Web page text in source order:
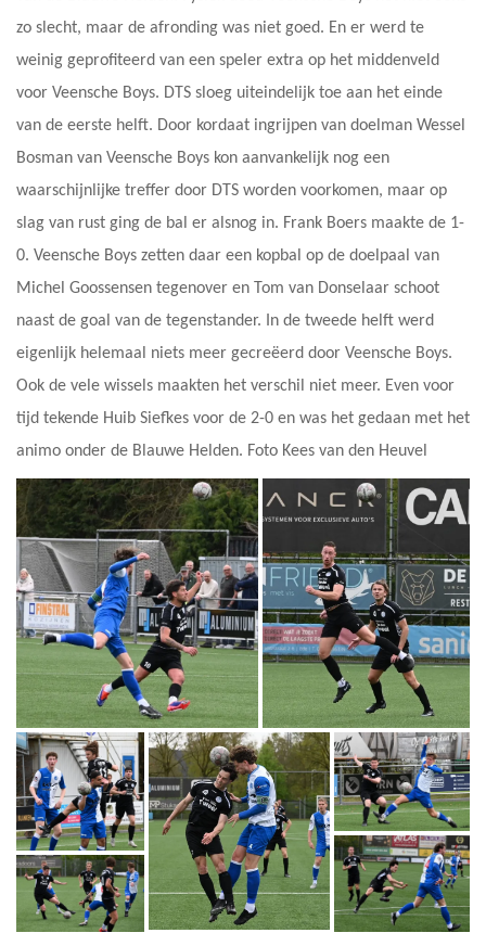
zo slecht, maar de afronding was niet goed. En er werd te
weinig geprofiteerd van een speler extra op het middenveld
voor Veensche Boys. DTS sloeg uiteindelijk toe aan het einde
van de eerste helft. Door kordaat ingrijpen van doelman Wessel
Bosman van Veensche Boys kon aanvankelijk nog een
waarschijnlijke treffer door DTS worden voorkomen, maar op
slag van rust ging de bal er alsnog in. Frank Boers maakte de 1-
0. Veensche Boys zetten daar een kopbal op de doelpaal van
Michel Goossensen tegenover en Tom van Donselaar schoot
naast de goal van de tegenstander. In de tweede helft werd
eigenlijk helemaal niets meer gecreëerd door Veensche Boys.
Ook de vele wissels maakten het verschil niet meer. Even voor
tijd tekende Huib Siefkes voor de 2-0 en was het gedaan met het
animo onder de Blauwe Helden. Foto Kees van den Heuvel